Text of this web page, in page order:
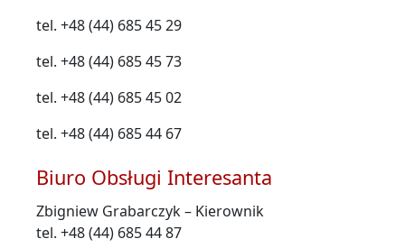
tel. +48 (44) 685 45 29
tel. +48 (44) 685 45 73
tel. +48 (44) 685 45 02
tel. +48 (44) 685 44 67
Biuro Obsługi Interesanta
Zbigniew Grabarczyk – Kierownik
tel. +48 (44) 685 44 87